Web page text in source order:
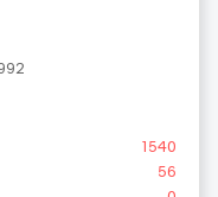
1540
56